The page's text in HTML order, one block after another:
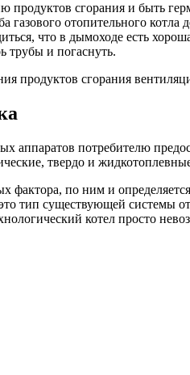
сгорания и быть
газового отопительного
что в дымоходе есть
трубы и погаснуть.
продуктов сгорания
аппаратов потребителю
твердо и
фактора, по ним и
тип существующей системы
котел просто